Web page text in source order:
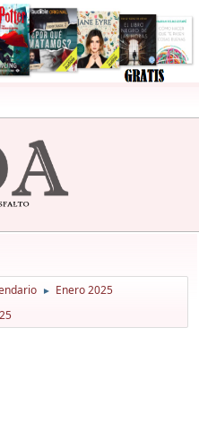
► Enero 2025